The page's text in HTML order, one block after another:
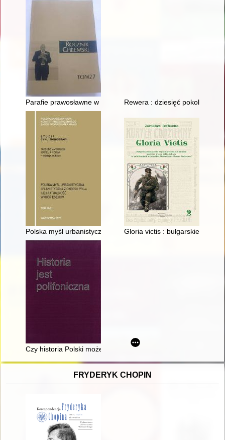
Parafie prawosławne w międzywojennym powiecie chełmskim
Rewera : dziesięć pokoleń
Polska myśl urbanistyczna i planistyczna z okresu PRL-u i jej
Gloria victis : bułgarskie
Czy historia Polski może być przedmiotem prywatnego
FRYDERYK CHOPIN